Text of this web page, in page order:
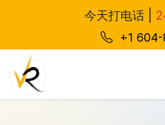
今天打电话 |
+1